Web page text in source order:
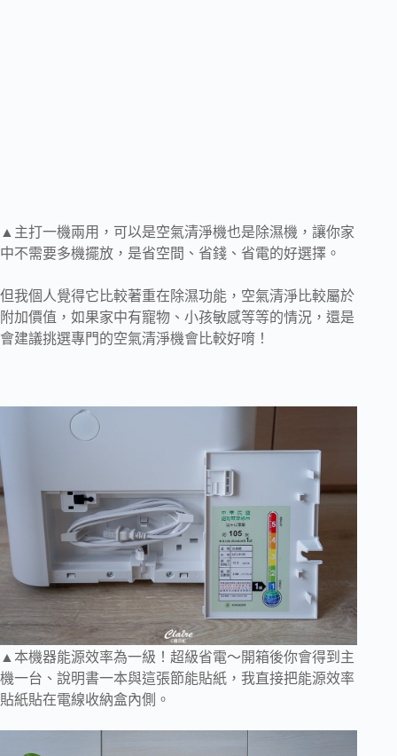
▲主打一機兩用，可以是空氣清淨機也是除濕機，讓你家
中不需要多機擺放，是省空間、省錢、省電的好選擇。
但我個人覺得它比較著重在除濕功能，空氣清淨比較屬於
附加價值，如果家中有寵物、小孩敏感等等的情況，還是
會建議挑選專門的空氣清淨機會比較好唷！
▲本機器能源效率為一級！超級省電～開箱後你會得到主
機一台、說明書一本與這張節能貼紙，我直接把能源效率
貼紙貼在電線收納盒內側。